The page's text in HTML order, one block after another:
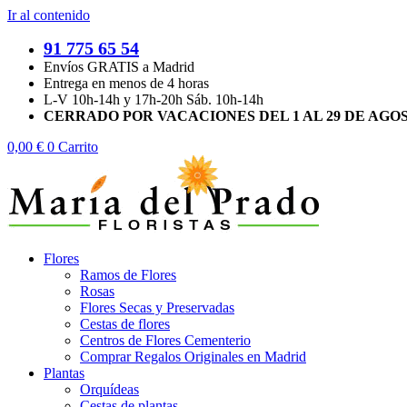
Ir al contenido
91 775 65 54
Envíos GRATIS a Madrid
Entrega en menos de 4 horas
L-V 10h-14h y 17h-20h Sáb. 10h-14h
CERRADO POR VACACIONES DEL 1 AL 29 DE
0,00 € 0 Carrito
Flores
Ramos de Flores
Rosas
Flores Secas y Preservadas
Cestas de flores
Centros de Flores Cementerio
Comprar Regalos Originales en Madrid
Plantas
Orquídeas